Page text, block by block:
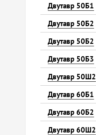
Двутавр 50Б1
Двутавр 50Б2
Двутавр 50Б2
Двутавр 50Б3
Двутавр 50Ш2
Двутавр 60Б1
Двутавр 60Б2
Двутавр 60Ш2